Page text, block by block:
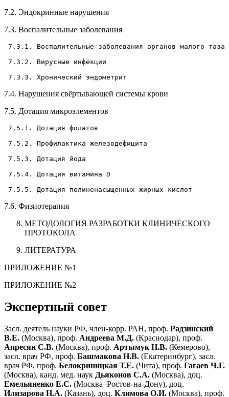
7.2. Эндокринные нарушения
7.3. Воспалительные заболевания
7.3.1. Воспалительные заболевания органов малого
7.3.2. Вирусные инфекции
7.4. Нарушения свёртывающей системы крови
7.5. Дотация микроэлементов
7.5.1. Дотация фолатов
7.5.2. Профилактика железодефицита
7.5.3. Дотация йода
7.5.4. Дотация витамина D
7.6. Физиотерапия
МЕТОДОЛОГИЯ РАЗРАБОТКИ КЛИНИЧЕСКОГО
ПРОТОКОЛА
ЛИТЕРАТУРА
ПРИЛОЖЕНИЕ №1
ПРИЛОЖЕНИЕ №2
Экспертный совет
Засл. деятель науки РФ, член-корр. РАН, проф. Радзинский
В.Е. (Москва), проф. Андреева М.Д. (Краснодар), проф.
Апресян С.В. (Москва), проф. Артымук Н.В. (Кемерово),
засл. врач РФ, проф. Башмакова Н.В. (Екатеринбург), засл.
врач РФ, проф. Белокриницкая Т.Е. (Чита), проф. Гагаев Ч.Г.
(Москва), канд. мед. наук Дьяконов С.А. (Москва), доц.
Емельяненко Е.С. (Москва–Ростов-на-Дону), доц.
Илизарова Н.А. (Казань), доц. Климова О.И. (Москва), проф.